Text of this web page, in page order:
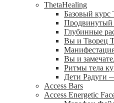
ThetaHealing
Базовый курс
Продвинутый
Глубинные
Вы и Творец
Вы и
Ритмы тела
Дети Радуги
Access Bars
Access Energetic